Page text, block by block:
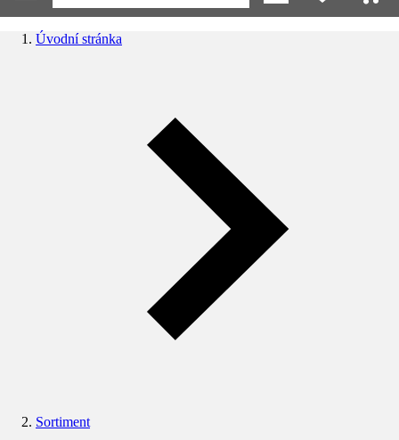
Úvodní stránka
Sortiment